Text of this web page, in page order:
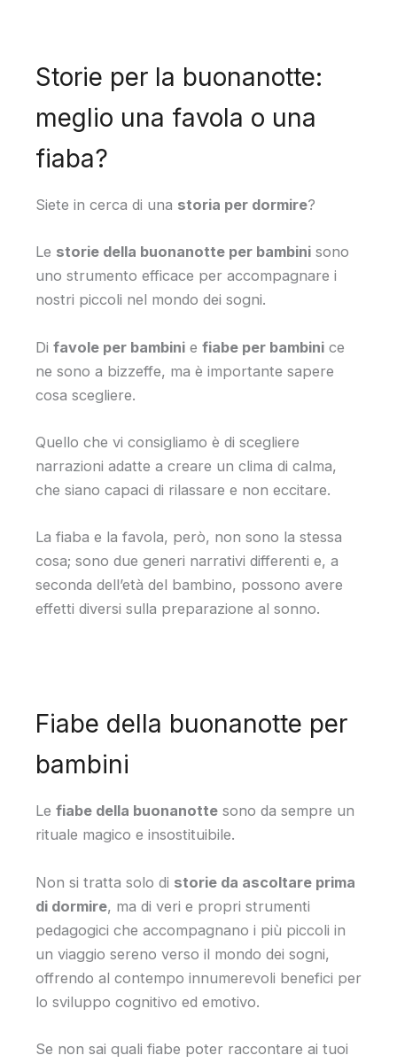
Storie per la buonanotte:
meglio una favola o una
fiaba?
Siete in cerca di una storia per dormire?
Le storie della buonanotte per bambini sono
uno strumento efficace per accompagnare i
nostri piccoli nel mondo dei sogni.
Di favole per bambini e fiabe per bambini ce
ne sono a bizzeffe, ma è importante sapere
cosa scegliere.
Quello che vi consigliamo è di scegliere
narrazioni adatte a creare un clima di calma,
che siano capaci di rilassare e non eccitare.
La fiaba e la favola, però, non sono la stessa
cosa; sono due generi narrativi differenti e, a
seconda dell’età del bambino, possono avere
effetti diversi sulla preparazione al sonno.
Fiabe della buonanotte per
bambini
Le fiabe della buonanotte sono da sempre un
rituale magico e insostituibile.
Non si tratta solo di storie da ascoltare prima
di dormire, ma di veri e propri strumenti
pedagogici che accompagnano i più piccoli in
un viaggio sereno verso il mondo dei sogni,
offrendo al contempo innumerevoli benefici per
lo sviluppo cognitivo ed emotivo.
Se non sai quali fiabe poter raccontare ai tuoi